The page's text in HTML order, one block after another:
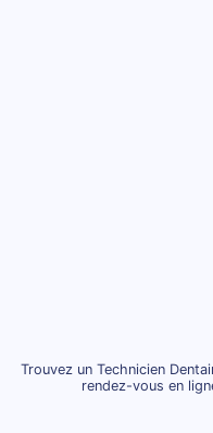
Trouvez un Technicien
rendez-vous en